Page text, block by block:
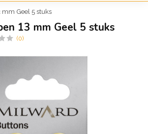
mm Geel 5 stuks
13 mm Geel 5 stuks
(0)